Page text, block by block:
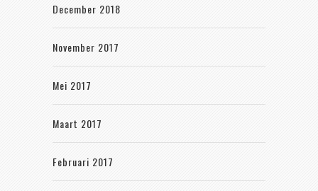
December 2018
November 2017
Mei 2017
Maart 2017
Februari 2017